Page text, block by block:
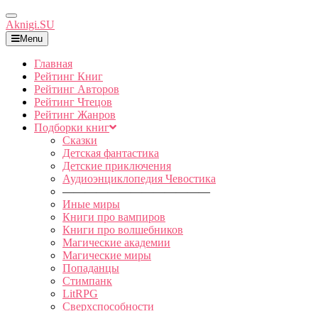
Toggle
Navigation
Aknigi.SU
Menu
Главная
Рейтинг Книг
Рейтинг Авторов
Рейтинг Чтецов
Рейтинг Жанров
Подборки книг
Сказки
Детская фантастика
Детские приключения
Аудиоэнциклопедия Чевостика
—————————————
Иные миры
Книги про вампиров
Книги про волшебников
Магические академии
Магические миры
Попаданцы
Стимпанк
LitRPG
Сверхспособности